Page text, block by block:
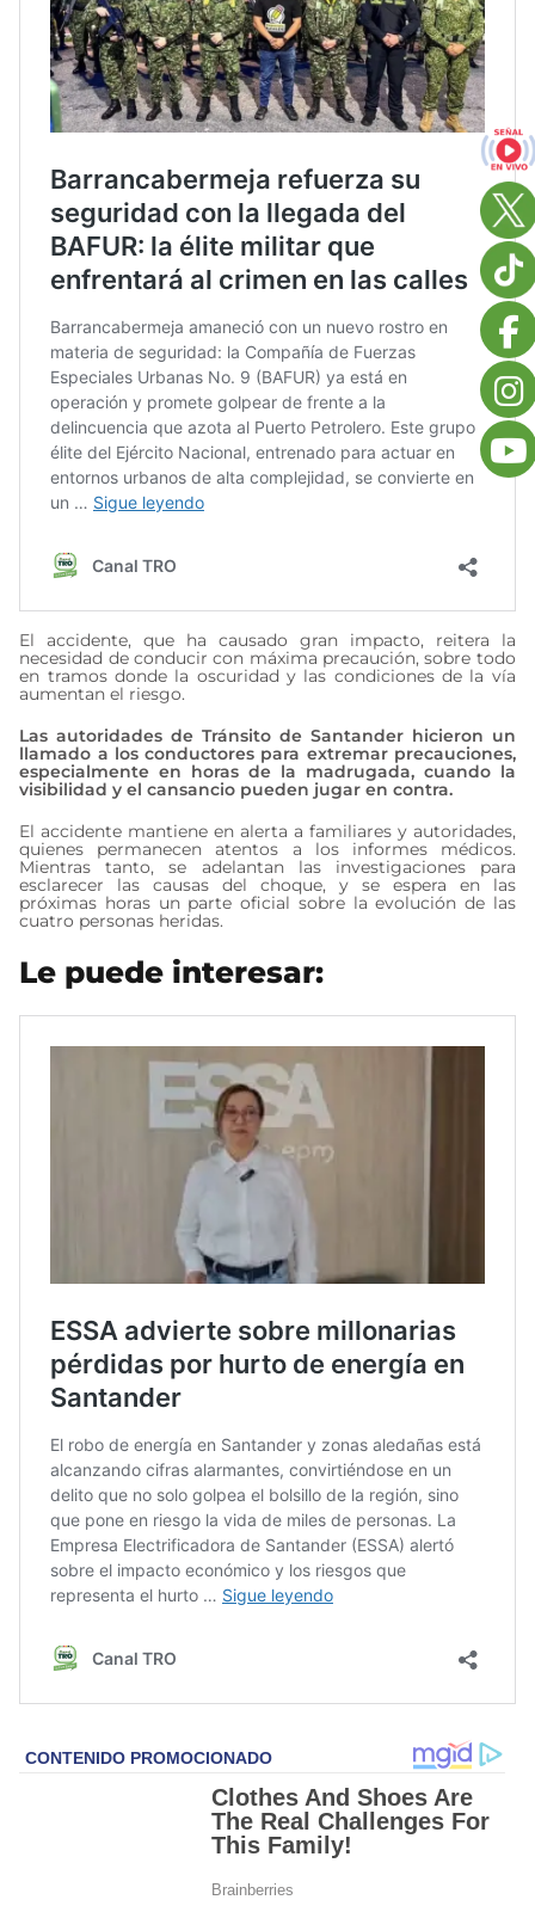
El accidente, que ha causado gran impacto, reitera la
necesidad de conducir con máxima precaución, sobre todo
en tramos donde la oscuridad y las condiciones de la vía
aumentan el riesgo.
Las autoridades de Tránsito de Santander hicieron un
llamado a los conductores para extremar precauciones,
especialmente en horas de la madrugada, cuando la
visibilidad y el cansancio pueden jugar en contra.
El accidente mantiene en alerta a familiares y autoridades,
quienes permanecen atentos a los informes médicos.
Mientras tanto, se adelantan las investigaciones para
esclarecer las causas del choque, y se espera en las
próximas horas un parte oficial sobre la evolución de las
cuatro personas heridas.
Le puede interesar: